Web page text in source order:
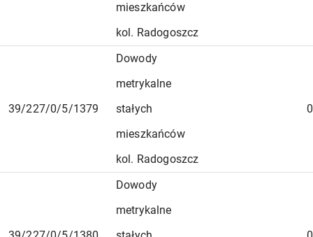
mieszkańców
kol. Radogoszcz
39/227/0/5/1379
Dowody
metrykalne
stałych
mieszkańców
kol. Radogoszcz
0
Dowody
metrykalne